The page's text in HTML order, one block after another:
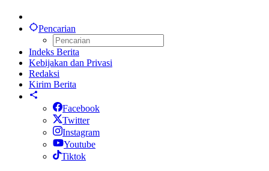
Pencarian
Indeks Berita
Kebijakan dan Privasi
Redaksi
Kirim Berita
Facebook
Twitter
Instagram
Youtube
Tiktok